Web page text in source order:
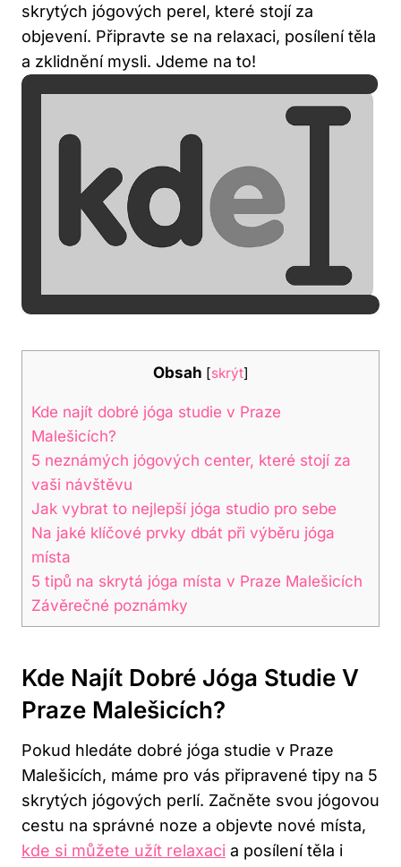
skrytých jógových perel, které stojí za
objevení. Připravte se na relaxaci, posílení těla
a zklidnění mysli. Jdeme na to!
Obsah [skrýt]
Kde najít dobré jóga studie v Praze
Malešicích?
5 neznámých jógových center, které stojí za
vaši návštěvu
Jak vybrat to nejlepší jóga studio pro sebe
Na jaké klíčové prvky dbát při výběru jóga
místa
5 tipů na skrytá jóga místa v Praze Malešicích
Závěrečné poznámky
Kde Najít Dobré Jóga Studie V
Praze Malešicích?
Pokud hledáte dobré jóga studie v Praze
Malešicích, máme pro vás připravené tipy na 5
skrytých jógových perlí. Začněte svou jógovou
cestu na správné noze a objevte nové místa,
kde si můžete užít relaxaci a posílení těla i